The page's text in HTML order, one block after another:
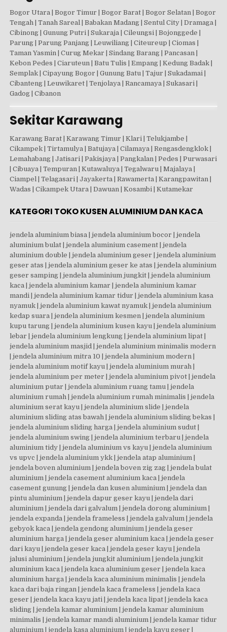
Bogor Utara | Bogor Timur | Bogor Barat | Bogor Selatan | Bogor
Tengah | Tanah Sareal | Babakan Madang | Sentul City | Dramaga |
Cibinong | Gunung Putri | Sukaraja | Cileungsi | Bojonggede |
Parung | Parung Panjang | Leuwiliang | Citeureup | Ciomas |
Taman Yasmin | Curug Mekar | Sindang Barang | Pancasan |
Kebon Pedes | Ciaruteun | Batu Tulis | Empang | Kedung Badak |
Semplak | Cipayung Bogor | Gunung Batu | Tajur | Sukadamai |
Cibanteng | Leuwikaret | Tenjolaya | Rancamaya | Sukasari |
Gadog | Cibanon
Sekitar Karawang
Karawang Barat | Karawang Timur | Klari | Telukjambe |
Cikampek | Tirtamulya | Batujaya | Cilamaya | Rengasdengklok |
Lemahabang | Jatisari | Pakisjaya | Pangkalan | Pedes | Purwasari
| Cibuaya | Tempuran | Kutawaluya | Tegalwaru | Majalaya |
Ciampel | Telagasari | Jayakerta | Rawamerta | Karangpawitan |
Wadas | Cikampek Utara | Dawuan | Kosambi | Kutamekar
KATEGORI TOKO KUSEN ALUMINIUM DAN KACA
jendela aluminium biasa | jendela aluminium bocor | jendela aluminium bulat | jendela aluminium casement | jendela aluminium double | jendela aluminium geser | jendela aluminium geser atas | jendela aluminium geser ke atas | jendela aluminium geser samping | jendela aluminium jungkit | jendela aluminium kaca | jendela aluminium kamar | jendela aluminium kamar mandi | jendela aluminium kamar tidur | jendela aluminium kasa nyamuk | jendela aluminium kawat nyamuk | jendela aluminium kedap suara | jendela aluminium kesmen | jendela aluminium kupu tarung | jendela aluminium kusen kayu | jendela aluminium lebar | jendela aluminium lengkung | jendela aluminium lipat | jendela aluminium masjid | jendela aluminium minimalis modern | jendela aluminium mitra 10 | jendela aluminium modern | jendela aluminium motif kayu | jendela aluminium murah | jendela aluminium per meter | jendela aluminium pivot | jendela aluminium putar | jendela aluminium ruang tamu | jendela aluminium rumah | jendela aluminium rumah minimalis | jendela aluminium serat kayu | jendela aluminium slide | jendela aluminium sliding atas bawah | jendela aluminium sliding bekas | jendela aluminium sliding harga | jendela aluminium sudut | jendela aluminium swing | jendela aluminium terbaru | jendela aluminium tidy | jendela aluminium vs kayu | jendela aluminium vs upvc | jendela aluminium ykk | jendela atap aluminium | jendela boven aluminium | jendela boven zig zag | jendela bulat aluminium | jendela casement aluminium kaca | jendela casement gunung | jendela dan kusen aluminium | jendela dan pintu aluminium | jendela dapur geser kayu | jendela dari aluminium | jendela dari galvalum | jendela dorong aluminium | jendela expanda | jendela frameless | jendela galvalum | jendela gebyok kaca | jendela gendong aluminium | jendela geser aluminium harga | jendela geser aluminium kaca | jendela geser dari kayu | jendela geser kaca | jendela geser kayu | jendela jalusi aluminium | jendela jungkit aluminium | jendela jungkit aluminium kaca | jendela kaca aluminium geser | jendela kaca aluminium harga | jendela kaca aluminium minimalis | jendela kaca dari baja ringan | jendela kaca frameless | jendela kaca geser | jendela kaca kayu jati | jendela kaca lipat | jendela kaca sliding | jendela kamar aluminium | jendela kamar aluminium minimalis | jendela kamar mandi aluminium | jendela kamar tidur aluminium | jendela kasa aluminium | jendela kayu geser | jendela kayu sliding | jendela kesmen aluminium | jendela krepyak aluminium | jendela kupu kupu aluminium | jendela kusen aluminium | jendela lengkung aluminium | jendela lipat aluminium | jendela lipat kayu | jendela loket aluminium | jendela louvre aluminium | jendela masjid aluminium | jendela maxilum | jendela minimalis aluminium | jendela nako aluminium | jendela nako aluminium harga | jendela panel kayu | jendela partisi aluminium | jendela pintu aluminium | jendela pintu aluminium geser | jendela pintu geser | jendela pintu kaca | jendela pivot aluminium | jendela putar aluminium | jendela pvc vs aluminium | jendela ruang tamu aluminium | jendela rumah aluminium | jendela rumah aluminium minimalis | jendela slide aluminium | jendela slide kayu | jendela sliding aluminium 1 daun | jendela sliding aluminium 4 daun | jendela sliding aluminium harga | jendela sliding aluminium kaca | jendela sliding aluminium tanpa kusen | jendela sliding atas bawah | jendela sliding baja ringan | jendela sliding ekonomi | jendela sliding minimalis | jendela sliding vertikal aluminium | jendela sudut aluminium | jendela swing aluminium | jendela swing aluminium kaca | jendela tidy | jendela top hung | jendela upvc vs aluminium | jendela ykk | jenis kaca tempered | jenis kaca tempered glass | jenis pintu panel | jenis2 kusen aluminium | jual aluminium alexindo | jual beli kusen aluminium bekas | jual jalusi aluminium | jual jendela aluminium bekas | jual jendela sliding aluminium | jual kusen aluminium bekas | jual kusen aluminium bekas terdekat | jual kusen dan pintu aluminium | jual kusen jendela aluminium | jual kusen jendela aluminium bekas | jual kusen pintu aluminium | jual kusen terdekat | jual lis aluminium terdekat | jual partisi kaca | jual partisi kaca bekas | jual pintu aluminium murah | jual pintu dan jendela aluminium | kaca 12mm tempered | kaca 8mm per meter | kaca 8mm tempered | kaca aluminium kantor | kaca aluminium minimalis | kaca aluminium ruko | kaca aluminium rumah | kaca asahi 12 mm | kaca atas pintu | kaca balkon | kaca balkon tempered | kaca bening 10 mm | kaca bening 6mm | kaca buat pintu rumah | kaca clear tempered | kaca clear tempered 5 mm | kaca es tempered | kaca frame aluminium | kaca frameless tempered | kaca geser pintu | kaca geser rumah | kaca intip pintu | kaca intip pintu hotel | kaca jendela aluminium | kaca jendela sliding | kaca jendela sliding aluminium | kaca kamar mandi sliding | kaca kusen aluminium | kaca kusen jendela | kaca laminated 10mm | kaca laminated 5 5 | kaca laminated 6 6 | kaca laminated glass | kaca laminated harga | kaca laminated pecah | kaca laminated tempered | kaca lipat frameless | kaca nako aluminium | kaca partisi kamar mandi | kaca partisi kamar mandi harga | kaca partisi kantor | kaca partisi ruangan | kaca patri pintu | kaca penyekat ruangan | kaca pintu | kaca pintu aluminium | kaca pintu geser | kaca pintu kamar mandi | kaca pintu kantor | kaca pintu minimalis | kaca pintu ruko | kaca pintu rumah | kaca pintu sliding | kaca pintu tempered | kaca pintu toko | kaca polos 12mm | kaca polos 8 mm | kaca samping rumah | kaca sekat toilet | kaca shower aluminium | kaca sliding aluminium | kaca sliding door | kaca stopsol 5mm | kaca stopsol 8mm | kaca tempered 10 mm | kaca tempered 10 mm harga | kaca tempered 10mm harga | kaca tempered 12 mm harga | kaca tempered 12 mm per m2 | kaca tempered 12 mm untuk aquarium | kaca tempered 12mm | kaca tempered 12mm asahimas | kaca tempered 12mm harga | kaca tempered 12mm per m2 | kaca tempered 12mm untuk aquarium | kaca tempered 20 mm | kaca tempered 5mm | kaca tempered 6mm | kaca tempered 8 mm | kaca tempered 8mm asahimas | kaca tempered 8mm harga | kaca tempered artinya | kaca tempered asahi | kaca tempered asahimas | kaca tempered balkon | kaca tempered bekas | kaca tempered bulat | kaca tempered glass 12mm | kaca tempered glass harga | kaca tempered hitam | kaca tempered laminated | kaca tempered lengkung | kaca tempered murah | kaca tempered per m2 | kaca tempered per meter | kaca tempered solo | kaca tempered tahan panas | kaca tempered terdekat | kaca tempered vs kaca biasa | kaca untuk pintu | kaca untuk pintu kamar mandi | kaca untuk pintu rumah | kaca upvc | kaki partisi kaca | kamar kaca aluminium | kamar mandi full kaca | kamar mandi kaca buram | kamar mandi partisi | kamar mandi partisi kaca | kamar mandi pintu geser | kamar mandi pintu kaca | kamar mandi sekat kaca | kamar pintu geser | kamar pintu kaca | kasa nyamuk untuk kusen aluminium | kawat expanda aluminium | kawat nyamuk jendela aluminium | keamanan pintu geser | kekuatan kaca 12mm | kekuatan kaca tempered | kekuatan kaca tempered 10mm | kekuatan kaca tempered 12mm | kekuatan kaca tempered 8mm | kekuatan kusen aluminium | kesmen aluminium | ketebalan aluminium alexindo | ketebalan aluminium inkalum | ketebalan aluminium ykk | ketebalan kaca pintu geser | ketebalan kaca tempered | ketebalan kaca tempered 12 mm | ketebalan kaca tempered 8 mm | kekurangan pintu aluminium | khasiat kaca tempered | kisaran harga kaca tempered | konstruksi aluminium|kusen aluminium | pintu kaca | jendela aluminium | pintu aluminium | partisi kaca | pintu lipat | kaca tempered | pintu geser | pintu panel | harga kusen aluminium | harga pintu aluminium | harga jendela aluminium | pintu kamar mandi aluminium | harga kusen pintu aluminium | harga kusen aluminium per meter | kusen pintu aluminium | harga kaca tempered 10mm | pintu kaca aluminium | harga aluminium per batang | pintu sliding aluminium | pintu sliding | pintu geser aluminium | pintu aluminium kamar mandi | harga pintu kamar mandi aluminium | kusen jendela aluminium | harga jendela aluminium per meter | pintu kaca geser | pintu lipat aluminium | harga kusen jendela aluminium | harga kaca tempered 12mm | kusen aluminium terdekat | harga pintu aluminium per unit | harga pintu rolling door lipat per meter | harga pintu kaca | pintu sliding kaca | pintu aluminium geser | harga pintu kaca geser | pintu aluminium kaca | harga pintu kaca aluminium | harga kaca tempered | jalusi aluminium | harga pintu sliding aluminium | harga kaca tempered 8mm | toko pintu aluminium terdekat | pintu lipat besi | pintu lipat pvc | pintu kawat nyamuk aluminium | kaca tempered 10mm | rolling door geser | harga kusen aluminium 2022 | jendela aluminium harga | harga pintu aluminium 2022 | harga 1 set kusen pintu aluminium | jual pintu aluminium terdekat | pintu sliding kayu | kaca tempered 12mm | jendela aluminium sliding | aluminium alexindo | harga pintu lipat besi per meter 2025 | pintu kaca otomatis | pintu geser kayu | harga pintu kaca aluminium per meter | harga pintu lipat per meter | jual kusen aluminium terdekat | pintu aluminium minimalis | jasa pasang kusen aluminium | harga pintu aluminium kamar mandi | harga pintu aluminium per meter | jendela aluminium minimalis | pintu geser kaca | harga kusen dan pintu aluminium | harga pintu aluminium 2 pintu | partisi kaca kamar mandi | pintu otomatis kaca | harga pintu dan kusen aluminium | kusen aluminium alexindo | pintu kasa nyamuk aluminium | pintu sliding aluminium 2 daun | harga kaca tempered per meter | pintu rumah aluminium | harga rolling door geser per meter | pintu kusen aluminium | harga satu set pintu dan jendela aluminium | harga kusen aluminium 4 inch per batang | harga pintu kawat nyamuk aluminium | harga pintu sliding kaca | pintu garasi lipat | harga kusen pintu aluminium per unit | pintu kaca tempered | harga kusen jendela aluminium per meter | kaca tempered 8mm | harga pintu sliding